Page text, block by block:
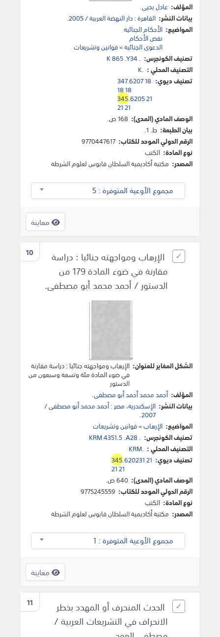
المؤلف: عادل يحيى.
بيانات النشر: القاهرة : دار النهضة العربية / 2005.
المواضيع: الأحكام الجنائية
نقض الأحكام
الدعوى الجنائية>قوانين وتشريعات
تصنيف الكونجرس: K 865 .Y34 .
التصنيف المحلي : K.
تصنيف ديوي: 347.6207 18
18 18
345.6205 21
21 21
الوصف المادي (المدى): 168 ص.
بيان الطبعة: ط. 1.
الرقم الدولي الموحد للكتاب: 9770447617
نوع المادة: الكتب
المصدر: مكتبة أكاديمية السلطان قابوس لعلوم الشرطة
مجموع الأوعية المتوفرة : 5
معاينة
10
الإرهاب ومواجهته جنائيا : دراسة
مقارنة في ضوء المادة 179 من
الدستور / أحمد محمد أبو مصطفى.
الشكل المغاير للعنوان: الإرهاب ومواجهته جنائيا : دراسة مقارنة
في ضوء المادة مئة وتسعة وسبعون من
الدستور
المؤلف: أحمد محمد أحمد أبو مصطفى.
بيانات النشر: الإسكندرية، مصر : أحمد محمد أبو مصطفى /
2007.
المواضيع: الإرهاب>قوانين وتشريعات
تصنيف الكونجرس: KRM 4351.5 .A28 .
التصنيف المحلي : KRM.
تصنيف ديوي:
345.620231 21
21 21
الوصف المادي (المدى): 640 ص.
الرقم الدولي الموحد للكتاب: 9775245559
نوع المادة: الكتب
المصدر: مكتبة أكاديمية السلطان قابوس لعلوم الشرطة
مجموع الأوعية المتوفرة : 1
معاينة
11
الحدث المنحرف أو المهدد بخطر
الانحراف في التشريعات العربية /